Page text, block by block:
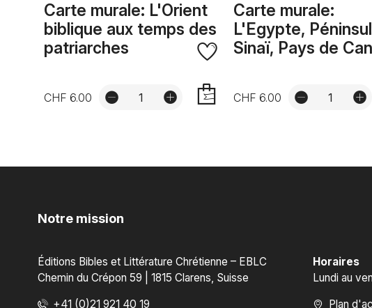
Carte murale: L'Orient
biblique aux temps des
patriarches
CHF 6.00
Carte murale:
L'Egypte,
Sinaï, Pays de
CHF 6.00
Notre mission
Éditions Bibles et Littérature Chrétienne – EBLC
Chemin du Crépon 59 | 1815 Clarens, Suisse
+41 (0)21 921 40 19
Horaires
Lundi au
Plan